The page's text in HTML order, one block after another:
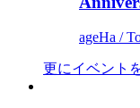
ageHa /
更にイベント